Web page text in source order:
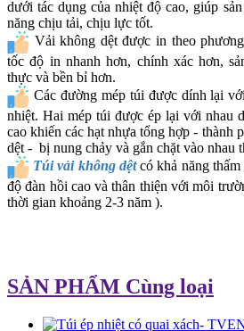
dưới tác dụng của nhiệt độ cao, giúp
năng chịu tải, chịu lực tốt.
Vải không dệt được in theo
tốc độ in nhanh hơn, chính xác hơn,
thực và bền bỉ hơn.
Các đường mép túi được dính lại
nhiệt. Hai mép túi được ép lại với nhau
cao khiến các hạt nhựa tổng hợp - thành
dệt - bị nung chảy và gắn chặt vào nhau
Túi vải không dệtcó khả năng thấm
độ đàn hồi cao và thân thiện với môi
thời gian khoảng 2-3 năm ).
SẢN PHẨM Cùng loại